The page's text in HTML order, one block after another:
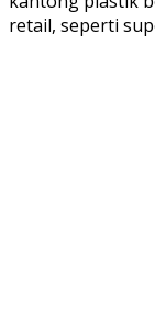
retail, seperti